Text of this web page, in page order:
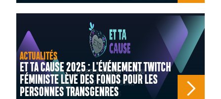
ACTUALITÉS
ET TA CAUSE 2025 : L'ÉVÉNEMENT TWITCH
FÉMINISTE LÈVE DES FONDS POUR LES
PERSONNES TRANSGENRES